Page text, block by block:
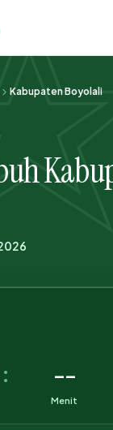
Kabupaten Boyolali
: --
Menit